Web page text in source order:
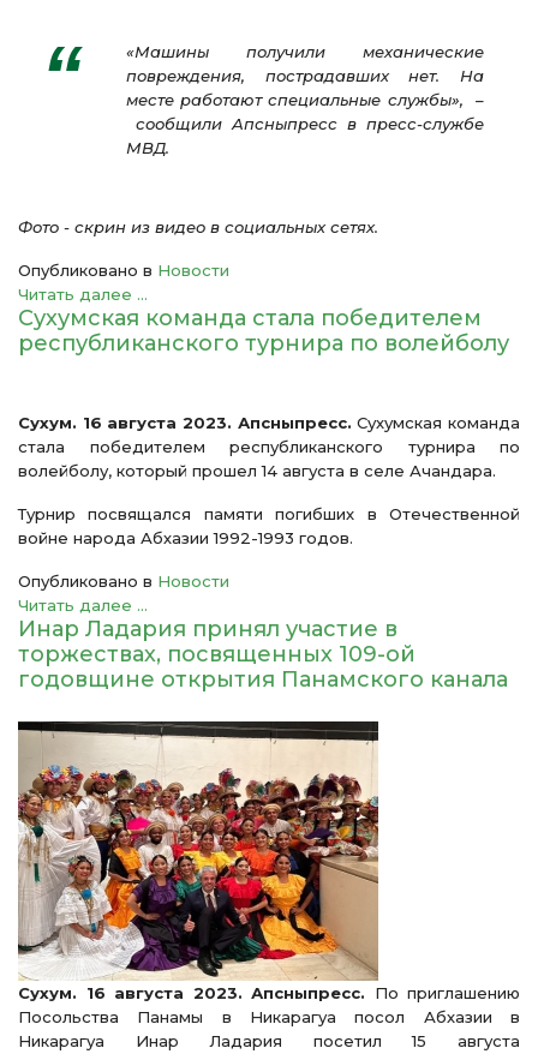
«Машины получили механические
повреждения, пострадавших нет. На
месте работают специальные службы», –
сообщили Апсныпресс в пресс-службе
МВД.
Фото - скрин из видео в социальных сетях.
Опубликовано в Новости
Читать далее ...
Сухумская команда стала победителем
республиканского турнира по волейболу
Сухум. 16 августа 2023. Апсныпресс.Сухумская команда
стала победителем республиканского турнира по
волейболу, который прошел 14 августа в селе Ачандара.
Турнир посвящался памяти погибших в Отечественной
войне народа Абхазии 1992-1993 годов.
Опубликовано в Новости
Читать далее ...
Инар Ладария принял участие в
торжествах, посвященных 109-ой
годовщине открытия Панамского канала
Сухум. 16 августа 2023. Апсныпресс. По приглашению
Посольства Панамы в Никарагуа посол Абхазии в
Никарагуа Инар Ладария посетил 15 августа